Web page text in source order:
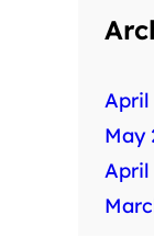
April
May
April